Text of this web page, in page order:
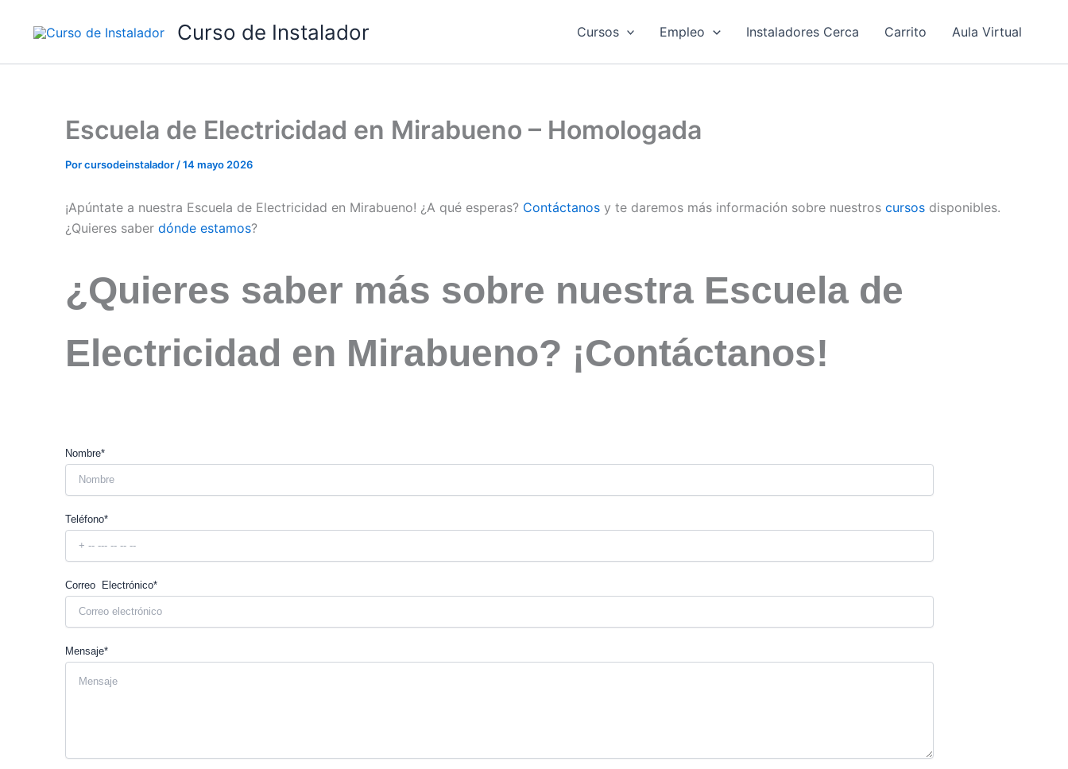
Curso de Instalador Cursos Empleo Instaladores Cerca Carrito Aula Virtual
Escuela de Electricidad en Mirabueno – Homologada
Porcursodeinstalador /14 mayo 2026
¡Apúntate a nuestra Escuela de Electricidad en Mirabueno! ¿A qué esperas? Contáctanos y te daremos más información sobre nuestros cursos disponibles.
¿Quieres saber dónde estamos?
¿Quieres saber más sobre nuestra Escuela de
Electricidad en Mirabueno? ¡Contáctanos!
Nombre*
Teléfono*
Correo Electrónico*
Mensaje*